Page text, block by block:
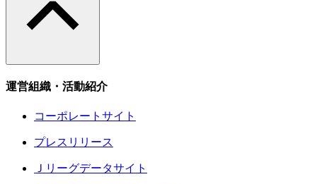
運営組織・活動紹介
コーポレートサイト
プレスリリース
Ｊリーグデータサイト